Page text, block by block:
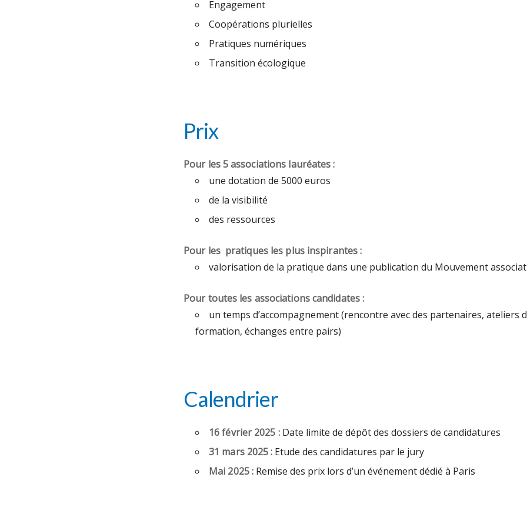
Engagement
Coopérations plurielles
Pratiques numériques
Transition écologique
Prix
Pour les 5 associations lauréates :
une dotation de 5000 euros
de la visibilité
des ressources
Pour les pratiques les plus inspirantes :
valorisation de la pratique dans une publication du Mouvement
Pour toutes les associations candidates :
un temps d’accompagnement (rencontre avec des partenaires, ateliers
formation, échanges entre pairs)
Calendrier
16 février 2025 :Date limite de dépôt des dossiers de candidatures
31 mars 2025 : Etude des candidatures par le jury
Mai 2025 : Remise des prix lors d’un événement dédié à Paris